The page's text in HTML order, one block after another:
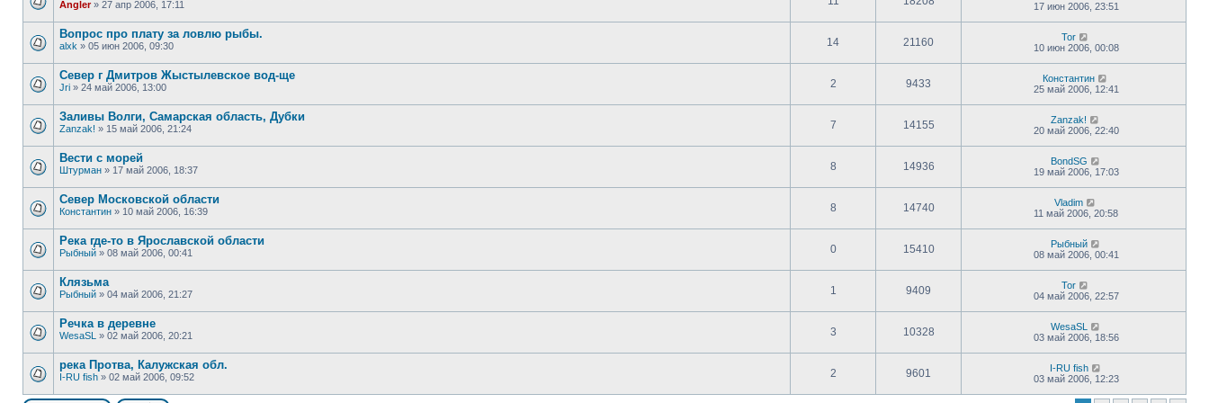
Angler» 27 апр 2006, 17:11
17 июн 2006, 23:51
Вопрос про плату за ловлю рыбы.
alxk » 05 июн 2006, 09:30 14 21160
Tor
10 июн 2006, 00:08
Север г Дмитров Жыстылевское вод-ще
Jri » 24 май 2006, 13:00 2 9433
Константин
25 май 2006, 12:41
Заливы Волги, Самарская область, Дубки
Zanzak! » 15 май 2006, 21:24 7 14155
Zanzak!
20 май 2006, 22:40
Вести с морей
Штурман » 17 май 2006, 18:37 8 14936
BondSG
19 май 2006, 17:03
Cевер Московской области
Константин » 10 май 2006, 16:39 8 14740
Vladim
11 май 2006, 20:58
Река где-то в Ярославской области
Рыбный » 08 май 2006, 00:41 0 15410
Рыбный
08 май 2006, 00:41
Клязьма
Рыбный » 04 май 2006, 21:27 1 9409
Tor
04 май 2006, 22:57
Речка в деревне
WesaSL » 02 май 2006, 20:21 3 10328
WesaSL
03 май 2006, 18:56
река Протва, Калужская обл.
I-RU fish » 02 май 2006, 09:52 2 9601
I-RU fish
03 май 2006, 12:23